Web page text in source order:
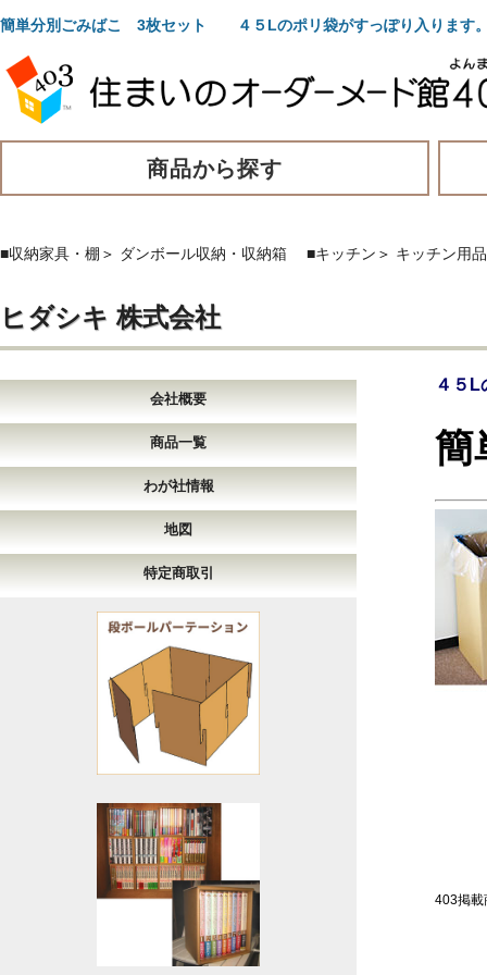
簡単分別ごみばこ 3枚セット ４５Lのポリ袋がすっぽり入ります
商品から探す
■収納家具・棚 ＞ ダンボール収納・収納箱 ■キッチン ＞ キッチン用品
ヒダシキ 株式会社
会社概要
商品一覧
わが社情報
地図
特定商取引
４５L
簡
403掲載